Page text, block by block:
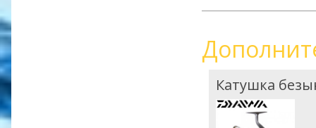
Катушка